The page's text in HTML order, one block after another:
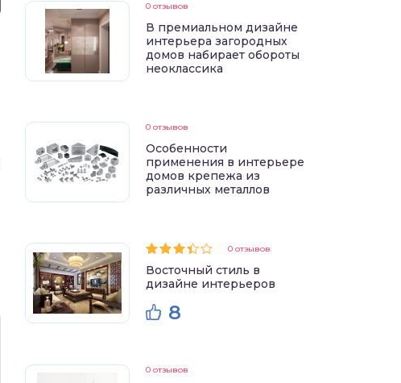
0 отзывов
В премиальном дизайне
интерьера загородных
домов набирает обороты
неоклассика
0 отзывов
Особенности
применения в интерьере
домов крепежа из
различных металлов
0 отзывов
Восточный стиль в
дизайне интерьеров
8
0 отзывов